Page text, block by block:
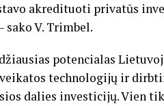
akredituoti privatūs
sako V. Trimbel.
potencialas
technologijų ir
dalies investicijų. Vien